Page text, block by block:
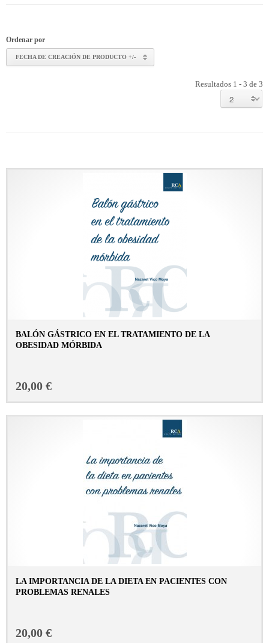
Ordenar por
FECHA DE CREACIÓN DE PRODUCTO +/-
Resultados 1 - 3 de 3
BALÓN GÁSTRICO EN EL TRATAMIENTO DE LA
OBESIDAD MÓRBIDA
20,00 €
LA IMPORTANCIA DE LA DIETA EN PACIENTES CON
PROBLEMAS RENALES
20,00 €